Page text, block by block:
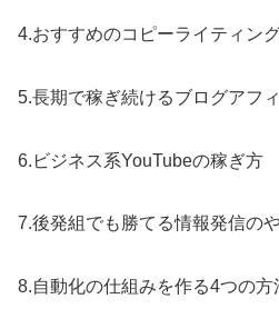
4.おすすめのコピーライティン
5.長期で稼ぎ続けるブログアフ
6.ビジネス系YouTubeの稼ぎ方
7.後発組でも勝てる情報発信の
8.自動化の仕組みを作る4つの方